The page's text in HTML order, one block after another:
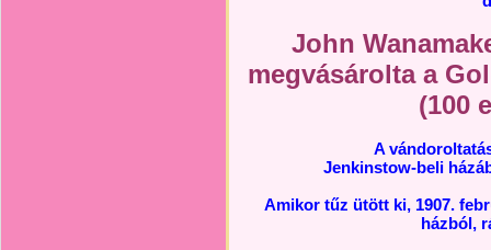
John
megvásárolta a
(100
A
Jenkinstow-beli
Amikor tűz ütött ki, 1907.
házból,